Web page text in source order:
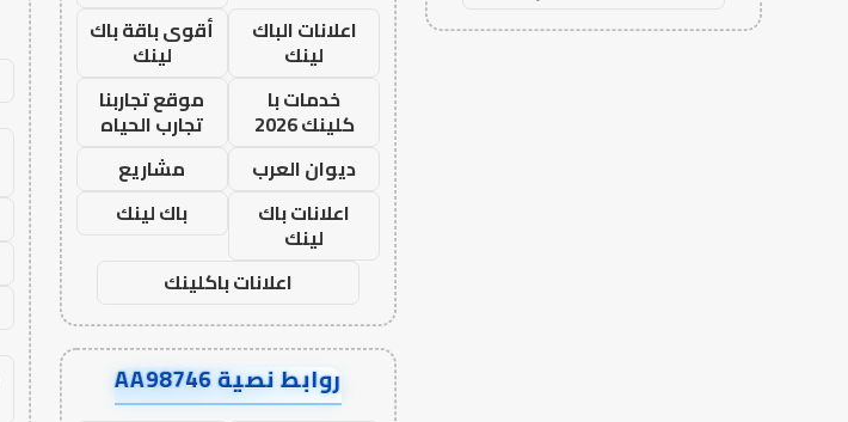
اعلانات الباك
لينك
أقوى باقة باك
لينك
خدمات با
كلينك 2026
موقع تجاربنا
تجارب الحياه
ديوان العرب
مشاريع
اعلانات باك
لينك
باك لينك
اعلانات باكلينك
روابط نصية AA98746